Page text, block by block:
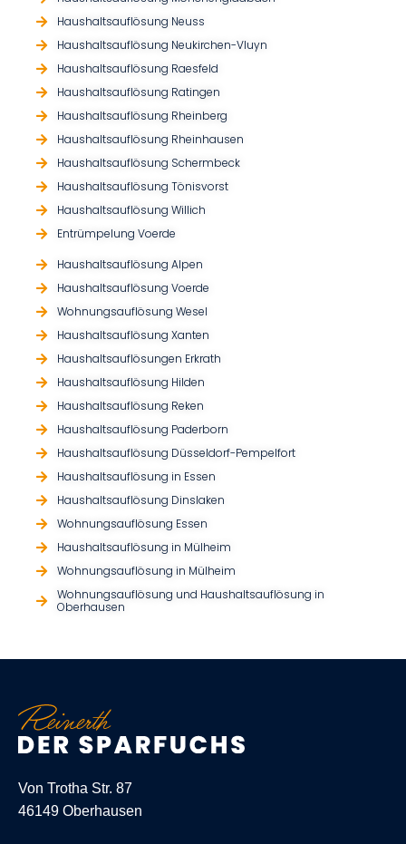
Haushaltsauflösung Neuss
Haushaltsauflösung Neukirchen-Vluyn
Haushaltsauflösung Raesfeld
Haushaltsauflösung Ratingen
Haushaltsauflösung Rheinberg
Haushaltsauflösung Rheinhausen
Haushaltsauflösung Schermbeck
Haushaltsauflösung Tönisvorst
Haushaltsauflösung Willich
Entrümpelung Voerde
Haushaltsauflösung Alpen
Haushaltsauflösung Voerde
Wohnungsauflösung Wesel
Haushaltsauflösung Xanten
Haushaltsauflösungen Erkrath
Haushaltsauflösung Hilden
Haushaltsauflösung Reken
Haushaltsauflösung Paderborn
Haushaltsauflösung Düsseldorf-Pempelfort
Haushaltsauflösung in Essen
Haushaltsauflösung Dinslaken
Wohnungsauflösung Essen
Haushaltsauflösung in Mülheim
Wohnungsauflösung in Mülheim
Wohnungsauflösung und Haushaltsauflösung in
Oberhausen
Von Trotha Str. 87
46149 Oberhausen